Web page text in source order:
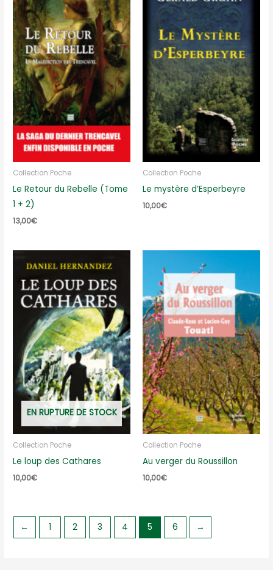
Collection Poche
Le Retour du Rebelle (Tome
1 + 2)
13,00€
Collection Poche
Le mystère d’Esperbeyre
10,00€
EN RUPTURE DE STOCK
Collection Poche
Le loup des Cathares
10,00€
Collection Poche
Au verger du Roussillon
10,00€
← 1 2 3 4 5 6 →